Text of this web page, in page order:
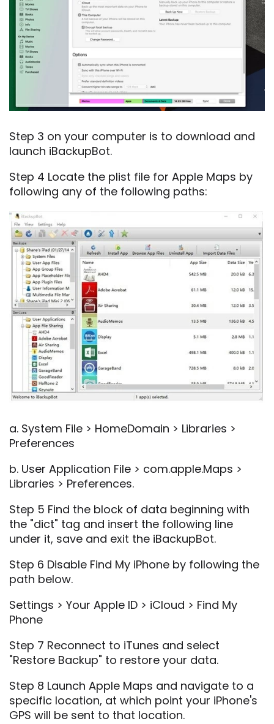
Step 3 on your computer is to download and
launch iBackupBot.
Step 4 Locate the plist file for Apple Maps by
following any of the following paths:
a. System File > HomeDomain > Libraries >
Preferences
b. User Application File > com.apple.Maps >
Libraries > Preferences.
Step 5 Find the block of data beginning with
the "dict" tag and insert the following line
under it, save and exit the iBackupBot.
Step 6 Disable Find My iPhone by following the
path below.
Settings > Your Apple ID > iCloud > Find My
Phone
Step 7 Reconnect to iTunes and select
"Restore Backup" to restore your data.
Step 8 Launch Apple Maps and navigate to a
specific location, at which point your iPhone's
GPS will be sent to that location.